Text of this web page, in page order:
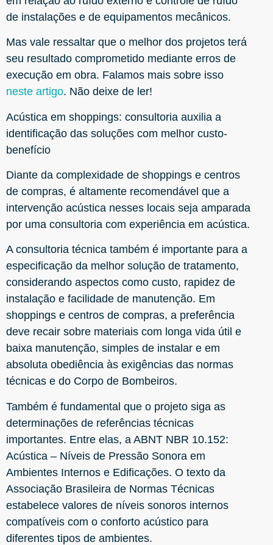
de instalações e de equipamentos mecânicos.
Mas vale ressaltar que o melhor dos projetos terá
seu resultado comprometido mediante erros de
execução em obra. Falamos mais sobre isso
neste artigo. Não deixe de ler!
Acústica em shoppings: consultoria auxilia a
identificação das soluções com melhor custo-
benefício
Diante da complexidade de shoppings e centros
de compras, é altamente recomendável que a
intervenção acústica nesses locais seja amparada
por uma consultoria com experiência em acústica.
A consultoria técnica também é importante para a
especificação da melhor solução de tratamento,
considerando aspectos como custo, rapidez de
instalação e facilidade de manutenção. Em
shoppings e centros de compras, a preferência
deve recair sobre materiais com longa vida útil e
baixa manutenção, simples de instalar e em
absoluta obediência às exigências das normas
técnicas e do Corpo de Bombeiros.
Também é fundamental que o projeto siga as
determinações de referências técnicas
importantes. Entre elas, a ABNT NBR 10.152:
Acústica – Níveis de Pressão Sonora em
Ambientes Internos e Edificações. O texto da
Associação Brasileira de Normas Técnicas
estabelece valores de níveis sonoros internos
compatíveis com o conforto acústico para
diferentes tipos de ambientes.